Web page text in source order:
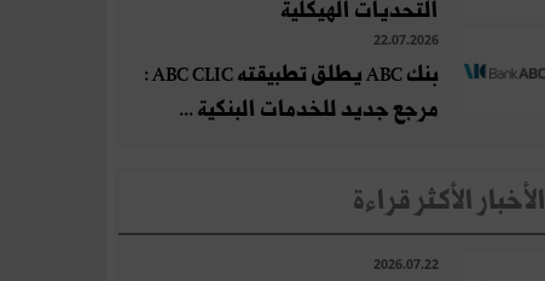
التحديات الهيكلية
22.07.2026
بنك ABC يطلق تطبيقته ABC CLIC :
مرجع جديد للخدمات البنكية ...
الأخبار الأكثر قراءة
2026.07.22